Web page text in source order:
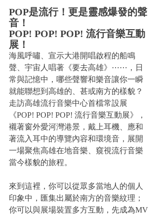
POP是流行！更是靈感爆發的聲
音！
POP! POP! POP! 流行音樂互動
展！
海風呼嘯、宣示大港開唱啟程的船鳴
聲、宇宙人唱著《要去高雄》⋯⋯，日
常與記憶中，哪些聲響和樂音讓你一瞬
就能聯想到高雄的、甚或南方的樣貌？
走訪高雄流行音樂中心首檔常設展
《POP! POP! POP! 流行音樂互動展》，
襯著窗外愛河灣港景，戴上耳機、應和
著流入耳中的導覽內容和環境音，展開
一場聚焦高雄在地音樂、窺視流行音樂
當今樣貌的旅程。
來到這裡，你可以從眾多當地人的個人
印象中，匯集出屬於南方的音樂紋理；
你可以與展場裝置多方互動，先成為MV